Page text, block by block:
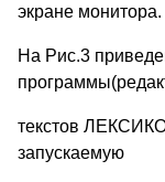
экране монитора.
На Рис.3
текстов
запускаемую